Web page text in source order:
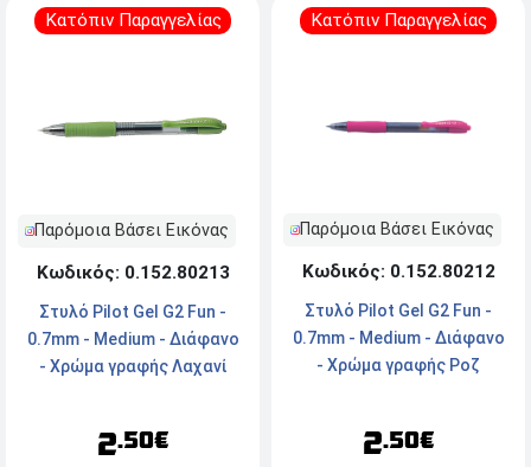
Κατόπιν Παραγγελίας
Παρόμοια Βάσει Εικόνας
Κωδικός: 0.152.80213
Στυλό Pilot Gel G2 Fun -
0.7mm - Medium - Διάφανο
- Χρώμα γραφής Λαχανί
2.50€
Κατόπιν Παραγγελίας
Παρόμοια Βάσει Εικόνας
Κωδικός: 0.152.80212
Στυλό Pilot Gel G2 Fun -
0.7mm - Medium - Διάφανο
- Χρώμα γραφής Ροζ
2.50€